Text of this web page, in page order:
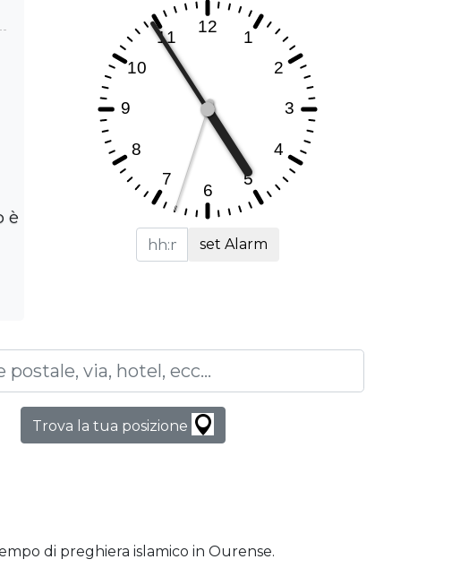
è
set Alarm
Trova la tua posizione
di preghiera islamico in Ourense.